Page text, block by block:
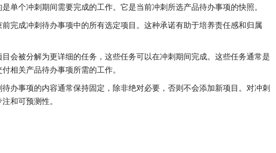
单个冲刺期间需要完成的工作。它是当前冲刺所选产品待办事项的快照。
完成冲刺待办事项中的所有选定项目。这种承诺有助于培养责任感和归属
会被分解为更详细的任务，这些任务可以在冲刺期间完成。这些任务通常是
相关产品待办事项所需的工作。
办事项的内容通常保持固定，除非绝对必要，否则不会添加新项目。对冲刺
和可预测性。